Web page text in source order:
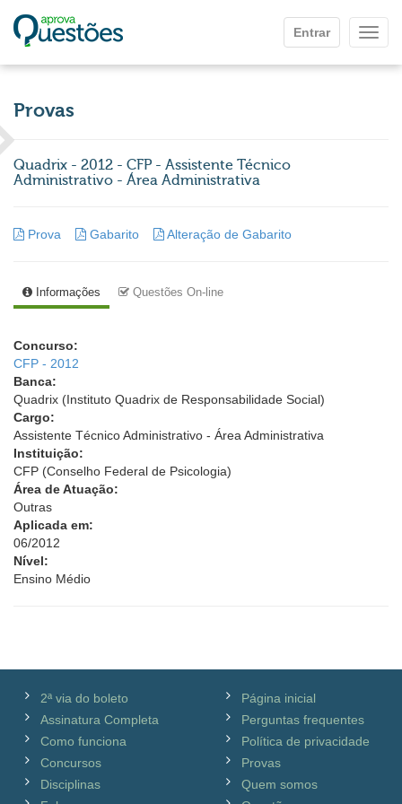
Entrar
Provas
Quadrix - 2012 - CFP - Assistente Técnico
Administrativo - Área Administrativa
Prova Gabarito Alteração de Gabarito
Informações Questões On-line
Concurso:
CFP - 2012
Banca:
Quadrix (Instituto Quadrix de Responsabilidade Social)
Cargo:
Assistente Técnico Administrativo - Área Administrativa
Instituição:
CFP (Conselho Federal de Psicologia)
Área de Atuação:
Outras
Aplicada em:
06/2012
Nível:
Ensino Médio
2ª via do boleto
Assinatura Completa
Como funciona
Concursos
Disciplinas
Página inicial
Perguntas frequentes
Política de privacidade
Provas
Quem somos